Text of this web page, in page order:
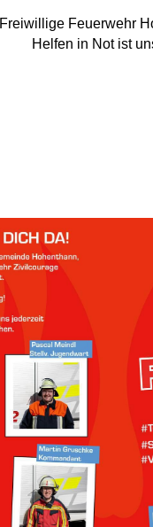
Freiwillige Feuerwehr
Helfen in Not ist